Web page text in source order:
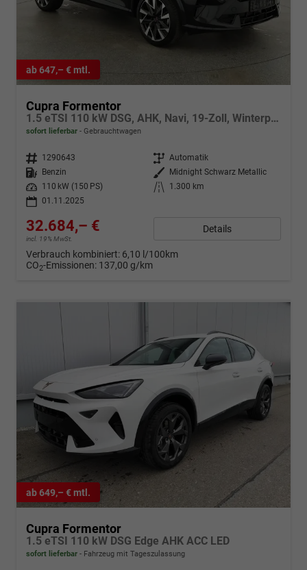
ab 647,– € mtl.
Cupra Formentor
1.5 eTSI 110 kW DSG, AHK, Navi, 19-Zoll, Winterpaket
sofort lieferbar Gebrauchtwagen
Fahrzeugnr. 1290643 Getriebe Automatik
Kraftstoff
Benzin Außenfarbe
Midnight Schwarz Metallic
Leistung
110 kW (150 PS) Kilometerstand
1.300 km
01.11.2025
32.684,– €
incl. 19% MwSt.
Details
Verbrauch kombiniert: 6,10 l/100km
CO2-Emissionen: 137,00 g/km
ab 649,– € mtl.
Cupra Formentor
1.5 eTSI 110 kW DSG Edge AHK ACC LED
sofort lieferbar Fahrzeug mit Tageszulassung